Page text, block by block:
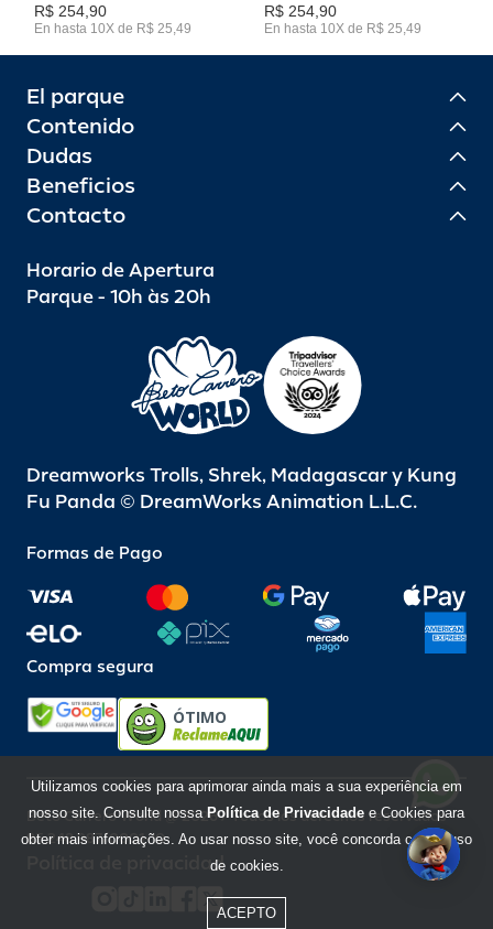
R$ 254,90
En hasta 10X de R$ 25,49
R$ 254,90
En hasta 10X de R$ 25,49
El parque
Contenido
Dudas
Beneficios
Contacto
Horario de Apertura
Parque - 10h às 20h
Dreamworks Trolls, Shrek, Madagascar y Kung
Fu Panda © DreamWorks Animation L.L.C.
Formas de Pago
Compra segura
ÓTIMO
Beto Carrero World @ 2026 / Todos los derechos reservados
85.248.987/0001-10
Política de privacidad
Utilizamos cookies para aprimorar ainda mais a sua experiência em
nosso site. Consulte nossa Política de Privacidade e Cookies para
obter mais informações. Ao usar nosso site, você concorda com o uso
de cookies.
ACEPTO